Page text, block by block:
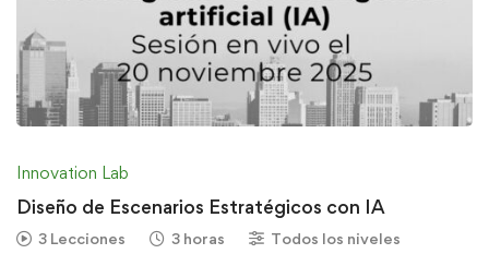
Innovation Lab
Diseño de Escenarios Estratégicos con IA
3 Lecciones 3 horas Todos los niveles